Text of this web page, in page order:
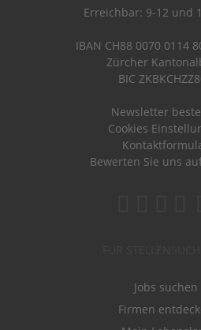
Erreichbar: 9-12 und
IBAN CH88 0070 0114
Zürcher
BIC
Newsletter
Cookies
Bewerten Sie uns
Jobs suchen
Firmen